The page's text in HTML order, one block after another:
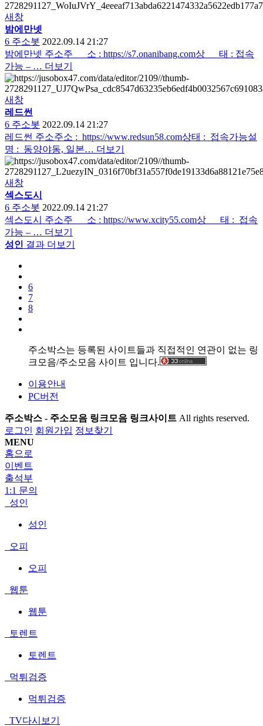
새창
밤에만넷
6 주소봇 2022.09.14 21:27
밤에만넷 주소주 소 : https://s7.onanibang.com상 태 : 접속
가능 – … 더보기
새창
레드썬
6 주소봇 2022.09.14 21:27
레드썬 주소주소 : https://www.redsun58.com상태 : 접속가능설
명 : 동양야동, 일본… 더보기
새창
섹스도시
6 주소봇 2022.09.14 21:27
섹스도시 주소주 소 : https://www.xcity55.com상 태 : 접속
가능 – … 더보기
성인 결과 더보기
6
7
8
주소박스는 등록된 사이트들과 직접적인 연관이 없는 링
크모음/주소모음 사이트 입니다.
이용안내
PC버전
주소박스 - 주소모음 링크모음 링크사이트 All rights reserved.
로그인 회원가입 정보찾기
MENU
홈으로
이벤트
출석부
1:1 문의
성인
성인
오피
오피
웹툰
웹툰
토렌트
토렌트
먹튀검증
먹튀검증
TV다시보기